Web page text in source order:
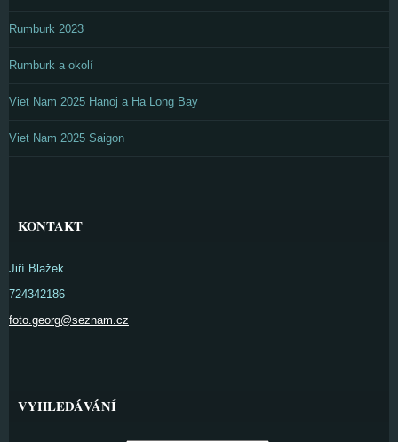
Rumburk 2023
Rumburk a okolí
Viet Nam 2025 Hanoj a Ha Long Bay
Viet Nam 2025 Saigon
KONTAKT
Jiří Blažek
724342186
foto.georg@seznam.cz
VYHLEDÁVÁNÍ